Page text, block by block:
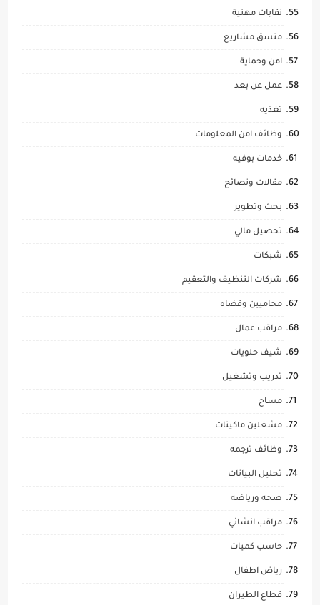
نقابات مهنية
منسق مشاريع
امن وحماية
عمل عن بعد
تغذيه
وظائف امن المعلومات
خدمات بوفيه
مقالات ونصائح
بحث وتطوير
تحصيل مالي
شبكات
شركات التنظيف والتعقيم
محاميين وقضاه
مراقب عمال
شيف حلويات
تدريب وتشغيل
مساح
مشغلين ماكينات
وظائف ترجمه
تحليل البيانات
صحه ورياضه
مراقب انشائي
حاسب كميات
رياض اطفال
قطاع الطيران